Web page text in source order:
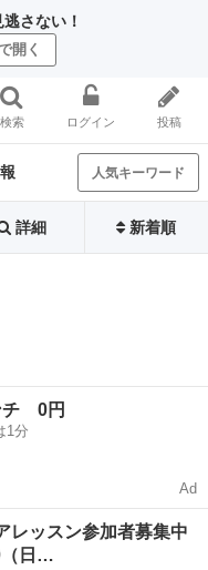
さない！
開く
検索 ログイン 投稿
人気キーワード
詳細 新着順
チ 0円
1分
Ad
レッスン参加者募集中
（日…